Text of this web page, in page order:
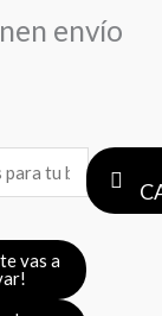
envío
vas a